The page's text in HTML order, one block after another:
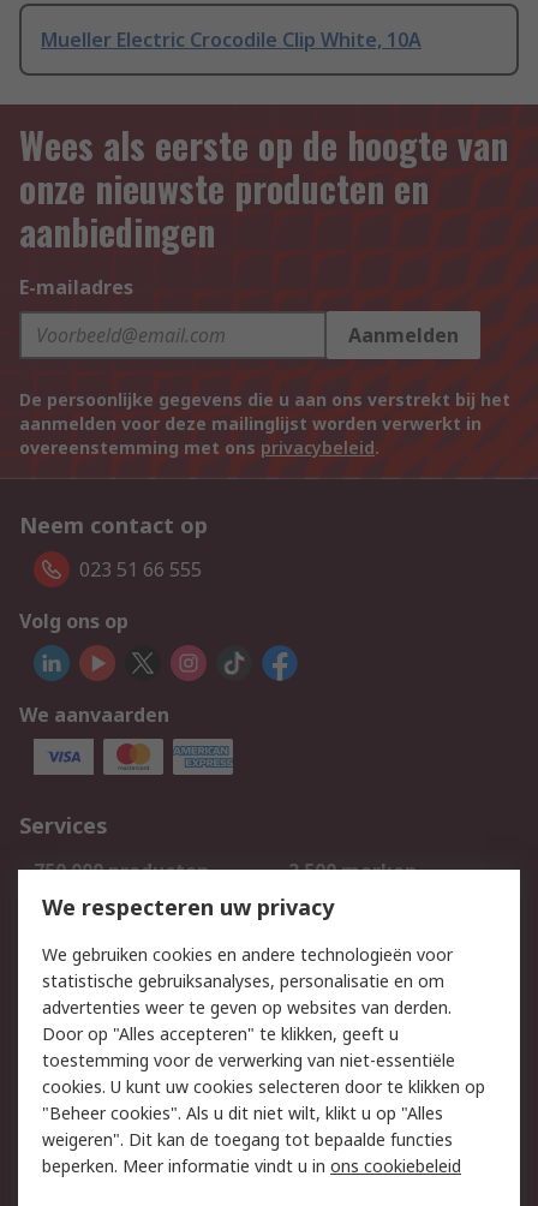
Mueller Electric Crocodile Clip White, 10A
Wees als eerste op de hoogte van
onze nieuwste producten en
aanbiedingen
E-mailadres
Aanmelden
De persoonlijke gegevens die u aan ons verstrekt bij het
aanmelden voor deze mailinglijst worden verwerkt in
overeenstemming met ons privacybeleid.
Neem contact op
023 51 66 555
Volg ons op
We aanvaarden
Services
750.000 producten
2.500 merken
Bestellen
Inkoopoplossingen
Track & Trace
Wettelijk
Cookiebeleid
Email veiligheid
Privacybeleid
Websitevoorwaarden
Algemene
verkoopvoorwaarden
We respecteren uw privacy
We gebruiken cookies en andere technologieën voor
statistische gebruiksanalyses, personalisatie en om
advertenties weer te geven op websites van derden.
Door op "Alles accepteren" te klikken, geeft u
toestemming voor de verwerking van niet-essentiële
cookies. U kunt uw cookies selecteren door te klikken op
"Beheer cookies". Als u dit niet wilt, klikt u op "Alles
weigeren". Dit kan de toegang tot bepaalde functies
beperken. Meer informatie vindt u in ons cookiebeleid